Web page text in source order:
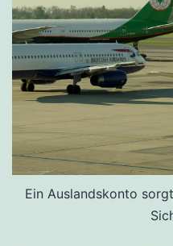
Ein Auslandskonto